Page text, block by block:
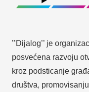
’’Dijalog’’ je
posvećena razvoju
kroz podsticanje
društva,